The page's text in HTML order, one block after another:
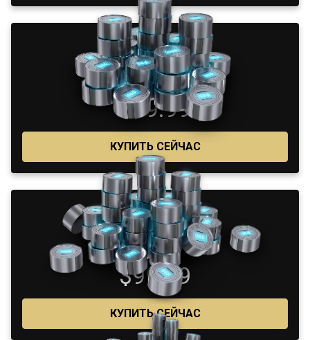
1025
$49.99
КУПИТЬ СЕЙЧАС
2200
$99.99
КУПИТЬ СЕЙЧАС